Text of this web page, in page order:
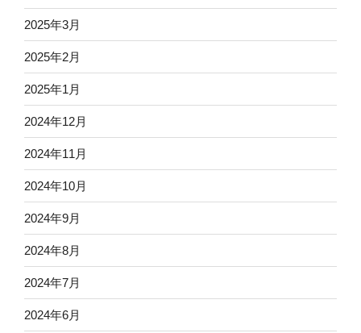
2025年3月
2025年2月
2025年1月
2024年12月
2024年11月
2024年10月
2024年9月
2024年8月
2024年7月
2024年6月